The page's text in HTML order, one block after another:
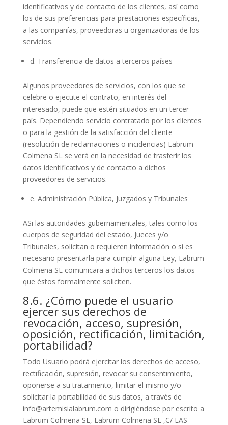
identificativos y de contacto de los clientes, así como
los de sus preferencias para prestaciones específicas,
a las compañías, proveedoras u organizadoras de los
servicios.
d. Transferencia de datos a terceros países
Algunos proveedores de servicios, con los que se
celebre o ejecute el contrato, en interés del
interesado, puede que estén situados en un tercer
país. Dependiendo servicio contratado por los clientes
o para la gestión de la satisfacción del cliente
(resolución de reclamaciones o incidencias) Labrum
Colmena SL se verá en la necesidad de trasferir los
datos identificativos y de contacto a dichos
proveedores de servicios.
e. Administración Pública, Juzgados y Tribunales
ASi las autoridades gubernamentales, tales como los
cuerpos de seguridad del estado, Jueces y/o
Tribunales, solicitan o requieren información o si es
necesario presentarla para cumplir alguna Ley, Labrum
Colmena SL comunicara a dichos terceros los datos
que éstos formalmente soliciten.
8.6. ¿Cómo puede el usuario
ejercer sus derechos de
revocación, acceso, supresión,
oposición, rectificación, limitación,
portabilidad?
Todo Usuario podrá ejercitar los derechos de acceso,
rectificación, supresión, revocar su consentimiento,
oponerse a su tratamiento, limitar el mismo y/o
solicitar la portabilidad de sus datos, a través de
info@artemisialabrum.com o dirigiéndose por escrito a
Labrum Colmena SL, Labrum Colmena SL ,C/ LAS